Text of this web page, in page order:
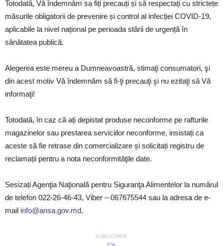
Totodată, Vă îndemnăm sa fiți precauți și să respectați cu strictețe
măsurile obligatorii de prevenire și control al infecției COVID-19,
aplicabile la nivel național pe perioada stării de urgență în
sănătatea publică.
Alegerea este mereu a Dumneavoastră, stimaţi consumatori, şi
din acest motiv Vă îndemnăm să fi-ţi precauţi şi nu ezitaţi să Vă
informaţi!
Totodată, în caz că ați depistat produse neconforme pe rafturile
magazinelor sau prestarea serviciilor neconforme, insistați ca
aceste să fie retrase din comercializare și solicitați registru de
reclamații pentru a nota neconformităţile date.
Sesizați Agenţia Naţională pentru Siguranţa Alimentelor la numărul
de telefon 022-26-46-43, Viber – 067675544 sau la adresa de e-
mail info@ansa.gov.md.
PUBLICITATE